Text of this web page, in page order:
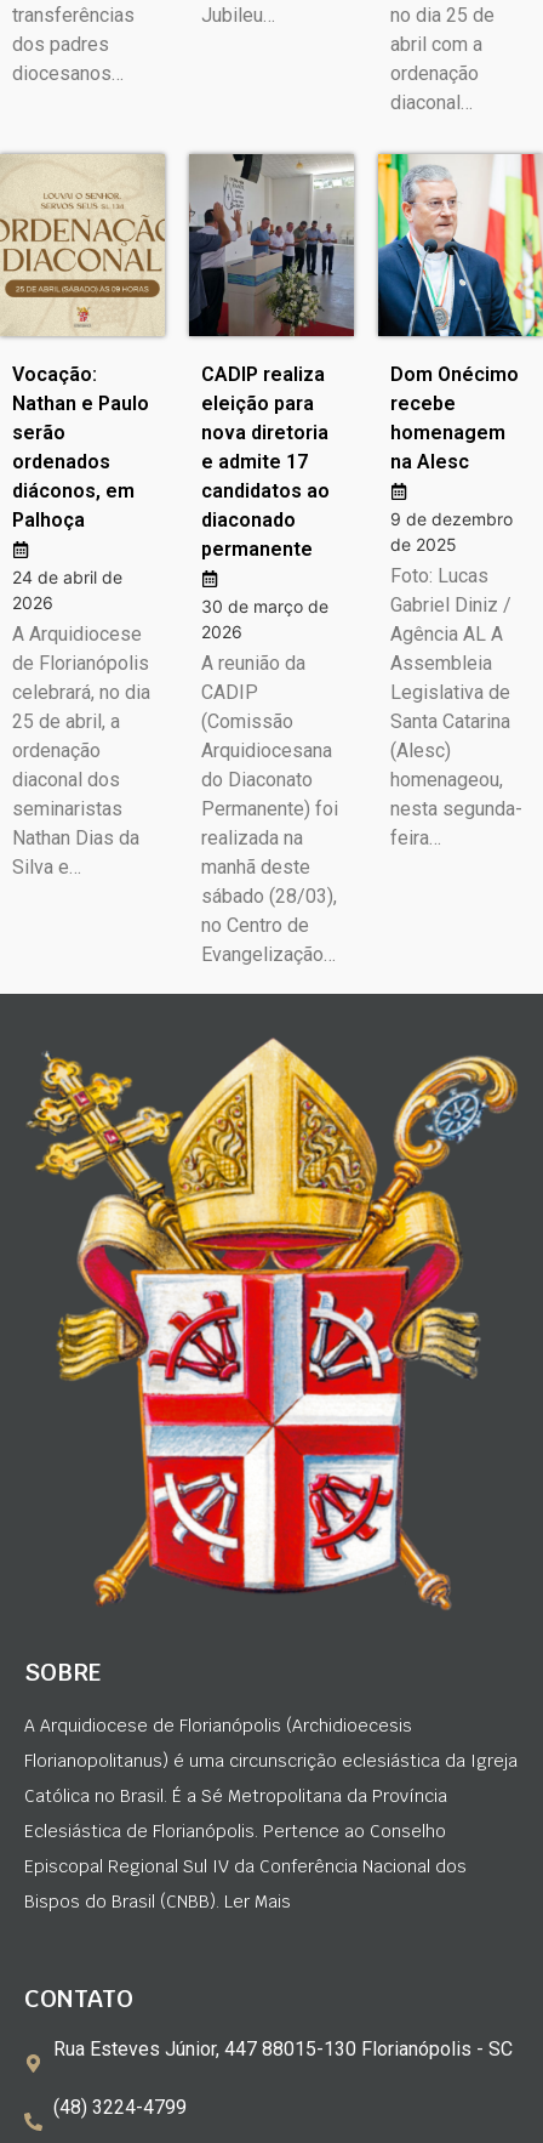
transferências
dos padres
diocesanos…
Jubileu…
no dia 25 de
abril com a
ordenação
diaconal…
Vocação:
Nathan e Paulo
serão
ordenados
diáconos, em
Palhoça
24 de abril de
2026
A Arquidiocese
de Florianópolis
celebrará, no dia
25 de abril, a
ordenação
diaconal dos
seminaristas
Nathan Dias da
Silva e…
CADIP realiza
eleição para
nova diretoria
e admite 17
candidatos ao
diaconado
permanente
30 de março de
2026
A reunião da
CADIP
(Comissão
Arquidiocesana
do Diaconato
Permanente) foi
realizada na
manhã deste
sábado (28/03),
no Centro de
Evangelização…
Dom Onécimo
recebe
homenagem
na Alesc
9 de dezembro
de 2025
Foto: Lucas
Gabriel Diniz /
Agência AL A
Assembleia
Legislativa de
Santa Catarina
(Alesc)
homenageou,
nesta segunda-
feira…
SOBRE
A Arquidiocese de Florianópolis (Archidioecesis
Florianopolitanus) é uma circunscrição eclesiástica da Igreja
Católica no Brasil. É a Sé Metropolitana da Província
Eclesiástica de Florianópolis. Pertence ao Conselho
Episcopal Regional Sul IV da Conferência Nacional dos
Bispos do Brasil (CNBB). Ler Mais
CONTATO
Rua Esteves Júnior, 447 88015-130 Florianópolis - SC
(48) 3224-4799